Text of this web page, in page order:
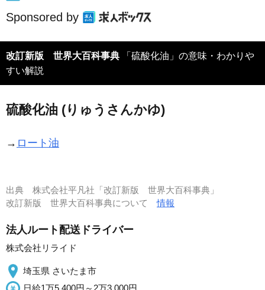
Sponsored by
改訂新版 世界大百科事典 「硫酸化油」の意味・わかりや
すい解説
硫酸化油 (りゅうさんかゆ)
→ ロート油
出典 株式会社平凡社「改訂新版 世界大百科事典」
改訂新版 世界大百科事典について情報
法人ルート配送ドライバー
株式会社リライド
埼玉県 さいたま市
日給1万5,400円～2万3,000円